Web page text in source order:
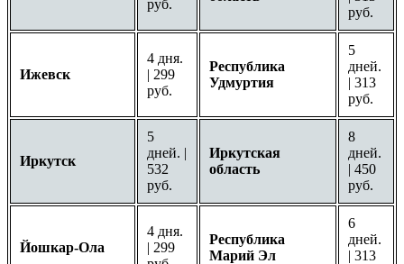
руб.
руб.
Ижевск
4 дня.
| 299
руб.
Республика
Удмуртия
5
дней.
| 313
руб.
Иркутск
5
дней. |
532
руб.
Иркутская
область
8
дней.
| 450
руб.
Йошкар-Ола
4 дня.
| 299
Республика
Марий Эл
6
дней.
| 313